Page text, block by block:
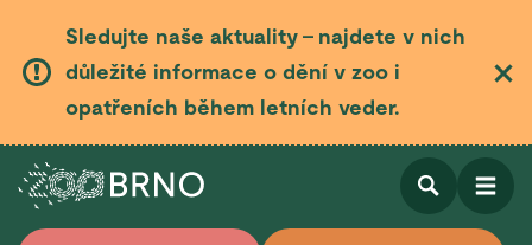
Sledujte naše aktuality – najdete v nich
důležité informace o dění v zoo i
opatřeních během letních veder.
Otevřít
Otevřít